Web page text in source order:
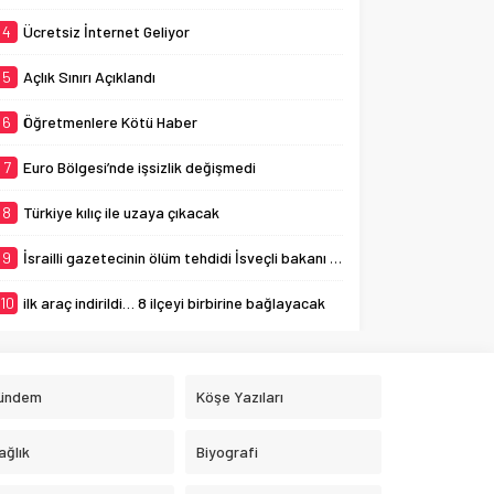
4 Ücretsiz İnternet Geliyor
5 Açlık Sınırı Açıklandı
6 Öğretmenlere Kötü Haber
7 Euro Bölgesi’nde işsizlik değişmedi
8 Türkiye kılıç ile uzaya çıkacak
9 İsrailli gazetecinin ölüm tehdidi İsveçli bakanı ağlattı
10 ilk araç indirildi… 8 ilçeyi birbirine bağlayacak
Köşe Yazıları
Biyografi